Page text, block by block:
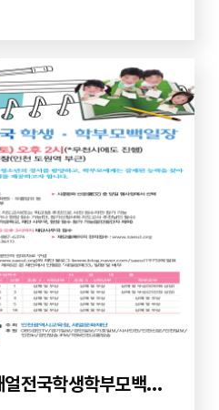
제33회(2018년) 새얼전국학생학부모백일장